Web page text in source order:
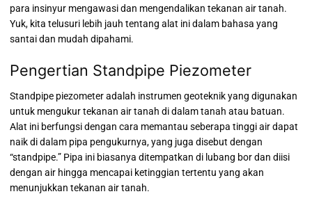
para insinyur mengawasi dan mengendalikan tekanan air tanah.
Yuk, kita telusuri lebih jauh tentang alat ini dalam bahasa yang
santai dan mudah dipahami.
Pengertian Standpipe Piezometer
Standpipe piezometer adalah instrumen geoteknik yang digunakan
untuk mengukur tekanan air tanah di dalam tanah atau batuan.
Alat ini berfungsi dengan cara memantau seberapa tinggi air dapat
naik di dalam pipa pengukurnya, yang juga disebut dengan
“standpipe.” Pipa ini biasanya ditempatkan di lubang bor dan diisi
dengan air hingga mencapai ketinggian tertentu yang akan
menunjukkan tekanan air tanah.